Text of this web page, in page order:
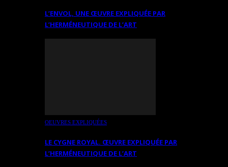
L’ENVOL, UNE ŒUVRE EXPLIQUÉE PAR
L’HERMÉNEUTIQUE DE L’ART
OEUVRES EXPLIQUÉES
LE CYGNE ROYAL. ŒUVRE EXPLIQUÉE PAR
L’HERMÉNEUTIQUE DE L’ART